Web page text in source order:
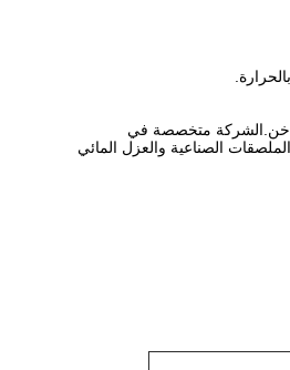
الصناعية والعزل المائي